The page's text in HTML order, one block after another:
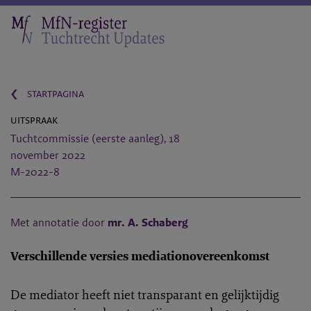
‹
startpagina
uitspraak
Tuchtcommissie (eerste aanleg), 18
november 2022
M-2022-8
Met annotatie door mr. A. Schaberg
Verschillende versies mediationovereenkomst
De mediator heeft niet transparant en gelijktijdig